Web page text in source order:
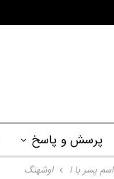
پرسش و پاسخ
اسم پسر با ا اوشهنگ